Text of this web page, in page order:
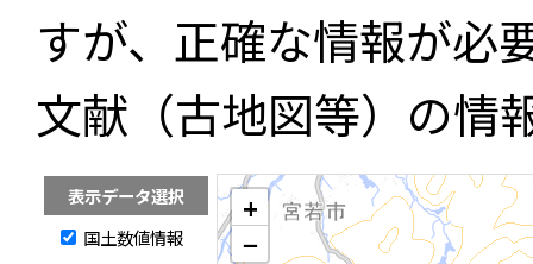
すが、正確な情報が必
文献（古地図等）の情
表示データ選択
国土数値情報
+
−